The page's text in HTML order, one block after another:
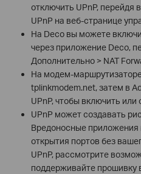
отключить UPnP, перейдя
UPnP на веб-странице
На Deco вы можете
через приложение Deco,
Дополнительно > NAT
На модем-
tplinkmodem.net, затем в
UPnP, чтобы включить или
UPnP может создавать
Вредоносные приложения
открытия портов без
UPnP, рассмотрите
поддерживайте прошивку